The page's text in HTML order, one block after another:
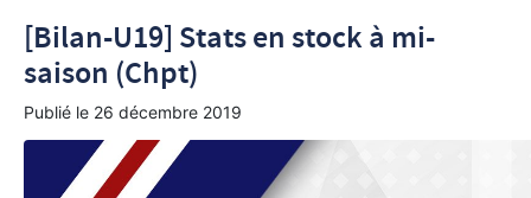
[Bilan-U19] Stats en stock à mi-
saison (Chpt)
Publié le 26 décembre 2019